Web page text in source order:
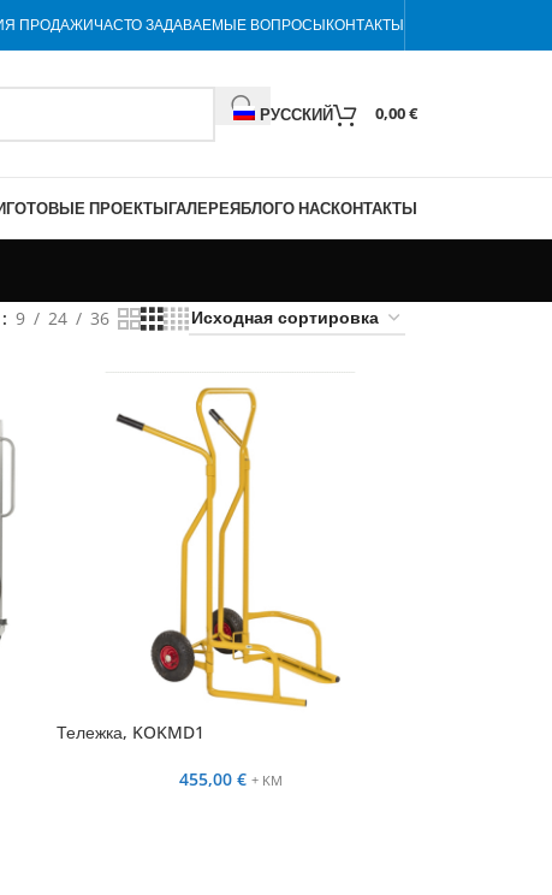
ПРОДАЖИЧАСТО ЗАДАВАЕМЫЕ ВОПРОСЫКОНТАКТЫ
РУССКИЙ 0,00€
ГОТОВЫЕ ПРОЕКТЫГАЛЕРЕЯБЛОГО НАСКОНТАКТЫ
9 24 36
Тележка, KOKMD1
455,00€ + KM